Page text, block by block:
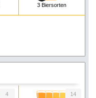
3 Biersorten
4 14